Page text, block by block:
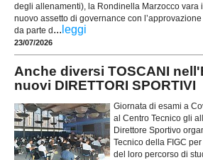
degli allenamenti), la Rondinella Marzocco vara
nuovo assetto di governance con l’approvazione
da parte d... leggi
23/07/2026
Anche diversi TOSCANI
nuovi DIRETTORI SPORTIVI
Giornata di esami a
al Centro Tecnico gli
Direttore Sportivo
Tecnico della FIGC
del loro percorso di